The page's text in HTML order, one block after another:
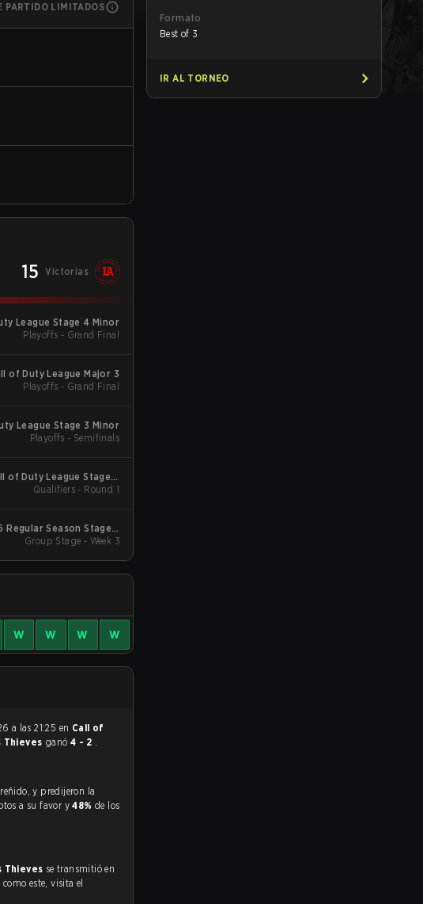
PARTIDO LIMITADOS
15 Victorias
League Stage 4 Minor
Playoffs - Grand Final
of Duty League Major 3
Playoffs - Grand Final
League Stage 3 Minor
Playoffs - Semifinals
of Duty League Stage 2
Major Qualifiers
Qualifiers - Round 1
Regular Season Stage 2
Qualifiers
Group Stage - Week 3
W W W W
a las 21:25 en Call of
Thieves ganó 4 - 2 .
a su favor y48% de los
Thieves se transmitió en
este, visita el
Formato
Best of 3
IR AL TORNEO